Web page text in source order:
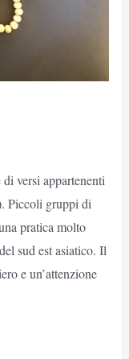
versi appartenenti
Piccoli gruppi di
pratica molto
sud est asiatico. Il
e un’attenzione